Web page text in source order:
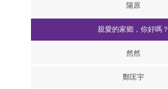
陽原
親愛的家鄉，你好嗎？
然然
鄭匡宇